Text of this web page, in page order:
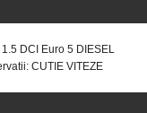
DCI Euro 5 DIESEL
CUTIE VITEZE